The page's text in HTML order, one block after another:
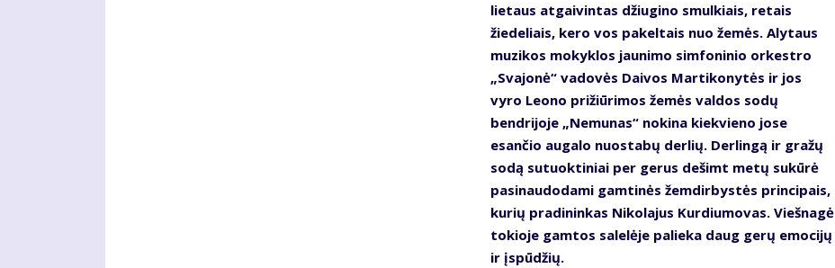
lietaus atgaivintas džiugino smulkiais, retais
žiedeliais, kero vos pakeltais nuo žemės. Alytaus
muzikos mokyklos jaunimo simfoninio orkestro
„Svajonė“ vadovės Daivos Martikonytės ir jos
vyro Leono prižiūrimos žemės valdos sodų
bendrijoje „Nemunas“ nokina kiekvieno jose
esančio augalo nuostabų derlių. Derlingą ir gražų
sodą sutuoktiniai per gerus dešimt metų sukūrė
pasinaudodami gamtinės žemdirbystės principais,
kurių pradininkas Nikolajus Kurdiumovas. Viešnagė
tokioje gamtos salelėje palieka daug gerų emocijų
ir įspūdžių.